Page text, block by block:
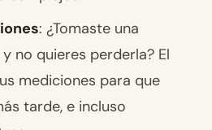
: ¿Tomaste una
no quieres perderla? El
mediciones para que
tarde, e incluso